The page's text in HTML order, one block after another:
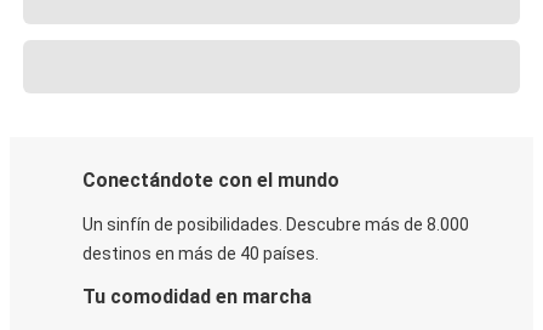
Conectándote con el mundo
Un sinfín de posibilidades. Descubre más de 8.000
destinos en más de 40 países.
Tu comodidad en marcha